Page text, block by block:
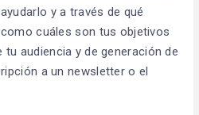
y a través de qué
cuáles son tus objetivos
audiencia y de generación de
a un newsletter o el